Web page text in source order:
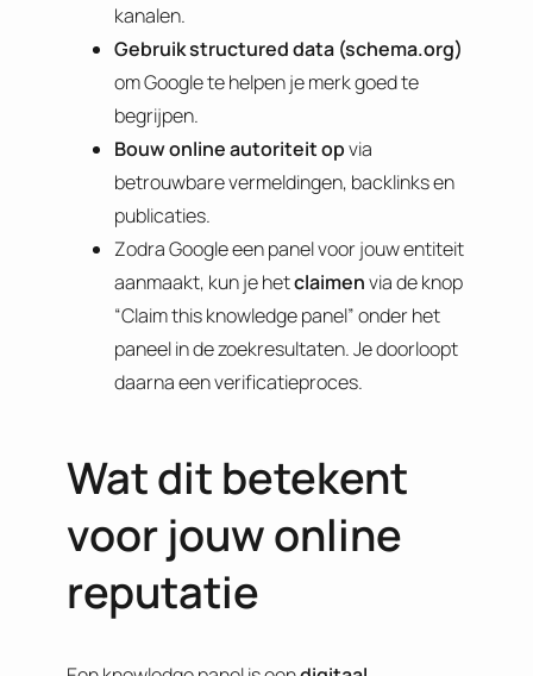
kanalen.
Gebruik structured data (schema.org)
om Google te helpen je merk goed te
begrijpen.
Bouw online autoriteit opvia
betrouwbare vermeldingen, backlinks en
publicaties.
Zodra Google een panel voor jouw entiteit
aanmaakt, kun je hetclaimenvia de knop
“Claim this knowledge panel” onder het
paneel in de zoekresultaten. Je doorloopt
daarna een verificatieproces.
Wat dit betekent
voor jouw online
reputatie